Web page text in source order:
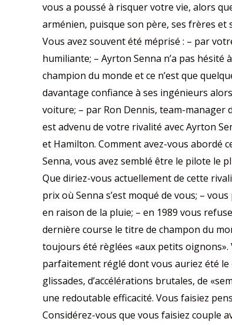
vous a poussé à risquer votre vie, alors
arménien, puisque son père, ses frères et
Vous avez souvent été méprisé : – par
humiliante; – Ayrton Senna n’a pas
champion du monde et ce n’est que
davantage confiance à ses ingénieurs
voiture; – par Ron Dennis, team-manager
est advenu de votre rivalité avec Ayrton
et Hamilton. Comment avez-vous abordé
Senna, vous avez semblé être le pilote le
Que diriez-vous actuellement de cette
prix où Senna s’est moqué de vous; –
en raison de la pluie; – en 1989 vous
dernière course le titre de champon du
toujours été règlées «aux petits
parfaitement réglé dont vous auriez été le
glissades, d’accélérations brutales, de
une redoutable efficacité. Vous faisiez
Considérez-vous que vous faisiez couple